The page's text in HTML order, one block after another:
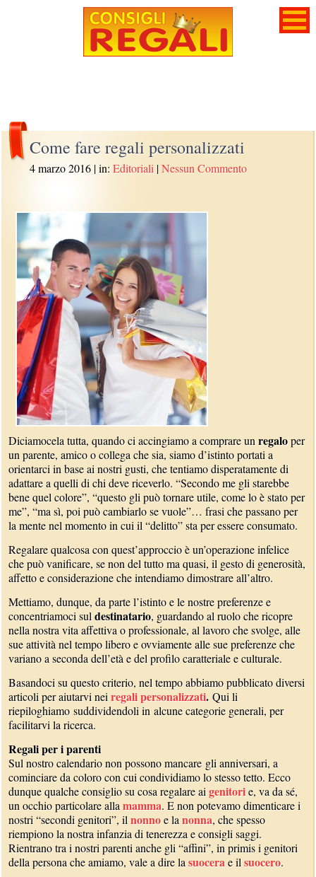
Come fare regali personalizzati
4 marzo 2016 | in:Editoriali |Nessun Commento
Diciamocela tutta, quando ci accingiamo a comprare unregaloper
un parente, amico o collega che sia, siamo d’istinto portati a
orientarci in base ai nostri gusti, che tentiamo disperatamente di
adattare a quelli di chi deve riceverlo. “Secondo me gli starebbe
bene quel colore”, “questo gli può tornare utile, come lo è stato per
me”, “ma sì, poi può cambiarlo se vuole”… frasi che passano per
la mente nel momento in cui il “delitto” sta per essere consumato.
Regalare qualcosa con quest’approccio è un’operazione infelice
che può vanificare, se non del tutto ma quasi, il gesto di generosità,
affetto e considerazione che intendiamo dimostrare all’altro.
Mettiamo, dunque, da parte l’istinto e le nostre preferenze e
concentriamoci suldestinatario, guardando al ruolo che ricopre
nella nostra vita affettiva o professionale, al lavoro che svolge, alle
sue attività nel tempo libero e ovviamente alle sue preferenze che
variano a seconda dell’età e del profilo caratteriale e culturale.
Basandoci su questo criterio, nel tempo abbiamo pubblicato diversi
articoli per aiutarvi neiregali personalizzati. Qui li
riepiloghiamo suddividendoli in alcune categorie generali, per
facilitarvi la ricerca.
Regali per i parenti
Sul nostro calendario non possono mancare gli anniversari, a
cominciare da coloro con cui condividiamo lo stesso tetto. Ecco
dunque qualche consiglio su cosa regalare aigenitori e, va da sé,
un occhio particolare allamamma. E non potevamo dimenticare i
nostri “secondi genitori”, ilnonnoe lanonna, che spesso
riempiono la nostra infanzia di tenerezza e consigli saggi.
Rientrano tra i nostri parenti anche gli “affini”, in primis i genitori
della persona che amiamo, vale a dire lasuocerae ilsuocero.